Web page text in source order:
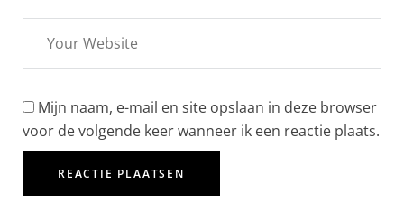
Mijn naam, e-mail en site opslaan in deze browser
voor de volgende keer wanneer ik een reactie plaats.